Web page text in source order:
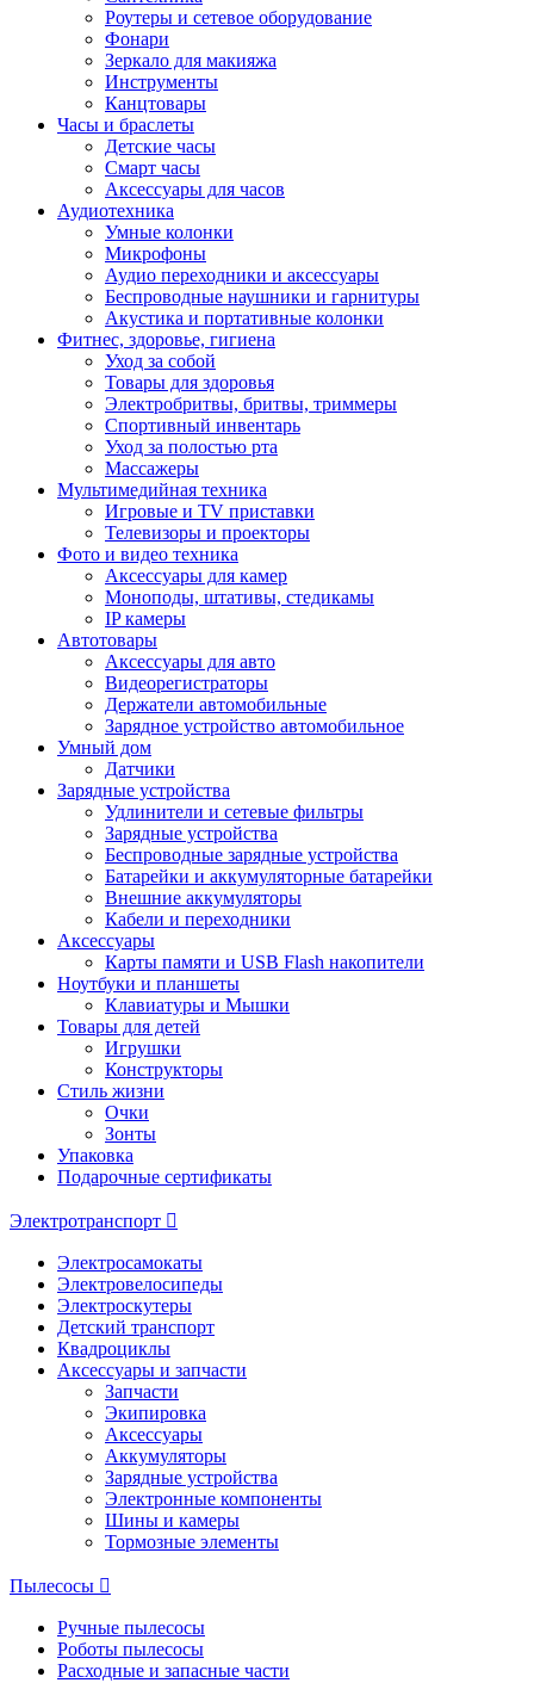
Роутеры и сетевое оборудование
Фонари
Зеркало для макияжа
Инструменты
Канцтовары
Часы и браслеты
Детские часы
Смарт часы
Аксессуары для часов
Аудиотехника
Умные колонки
Микрофоны
Аудио переходники и аксессуары
Беспроводные наушники и гарнитуры
Акустика и портативные колонки
Фитнес, здоровье, гигиена
Уход за собой
Товары для здоровья
Электробритвы, бритвы, триммеры
Спортивный инвентарь
Уход за полостью рта
Массажеры
Мультимедийная техника
Игровые и TV приставки
Телевизоры и проекторы
Фото и видео техника
Аксессуары для камер
Моноподы, штативы, стедикамы
IP камеры
Автотовары
Аксессуары для авто
Видеорегистраторы
Держатели автомобильные
Зарядное устройство автомобильное
Умный дом
Датчики
Зарядные устройства
Удлинители и сетевые фильтры
Зарядные устройства
Беспроводные зарядные устройства
Батарейки и аккумуляторные батарейки
Внешние аккумуляторы
Кабели и переходники
Аксессуары
Карты памяти и USB Flash накопители
Ноутбуки и планшеты
Клавиатуры и Мышки
Товары для детей
Игрушки
Конструкторы
Стиль жизни
Очки
Зонты
Упаковка
Подарочные сертификаты
Электротранспорт
Электросамокаты
Электровелосипеды
Электроскутеры
Детский транспорт
Квадроциклы
Аксессуары и запчасти
Запчасти
Экипировка
Аксессуары
Аккумуляторы
Зарядные устройства
Электронные компоненты
Шины и камеры
Тормозные элементы
Пылесосы
Ручные пылесосы
Роботы пылесосы
Расходные и запасные части